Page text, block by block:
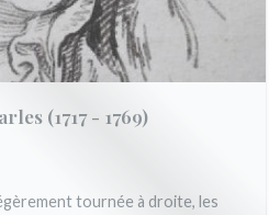
(1717 - 1769)
tournée à droite, les